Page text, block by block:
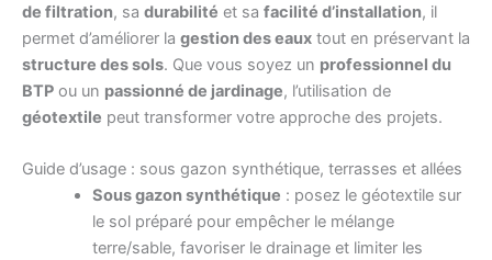
de filtration, sa durabilité et sa facilité d’installation, il
permet d’améliorer la gestion des eaux tout en préservant la
structure des sols. Que vous soyez un professionnel du
BTP ou un passionné de jardinage, l’utilisation de
géotextile peut transformer votre approche des projets.
Guide d’usage : sous gazon synthétique, terrasses et allées
Sous gazon synthétique : posez le géotextile sur
le sol préparé pour empêcher le mélange
terre/sable, favoriser le drainage et limiter les